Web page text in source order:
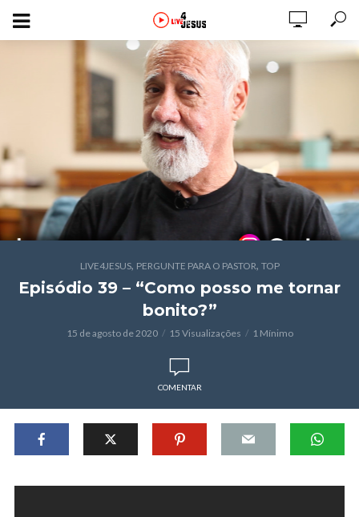
LIVE4JESUS, PERGUNTE PARA O PASTOR, TOP
Episódio 39 – “Como posso me tornar
bonito?”
15 de agosto de 2020 15 Visualizações 1 Mínimo
COMENTAR